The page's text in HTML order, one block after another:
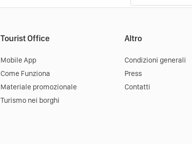
Tourist Office
Mobile App
Come Funziona
Materiale promozionale
Turismo nei borghi
Altro
Condizioni generali
Press
Contatti